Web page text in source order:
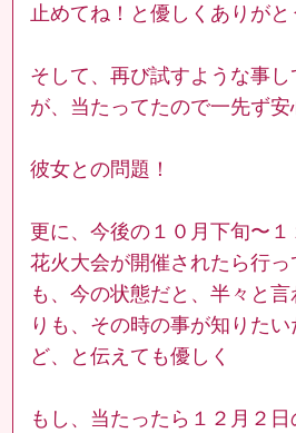
止めてね！と優しくありがと
そして、再び試すような事
が、当たってたので一先ず
彼女との問題！
更に、今後の１０月下旬〜１
花火大会が開催されたら行
も、今の状態だと、半々と
りも、その時の事が知りた
ど、と伝えても優しく
もし、当たったら１２月２